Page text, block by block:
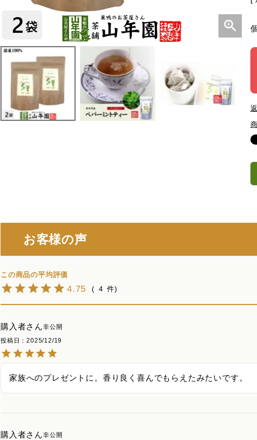
お客様の声
4.75 4
購入者
非公開
投稿日
2025/12/19
家族へのプレゼントに。香り良く喜んでもらえたみたいです。
購入者
非公開